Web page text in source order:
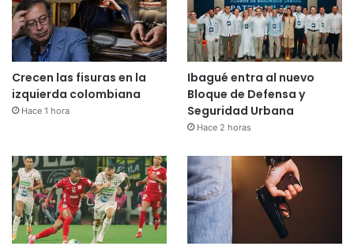
Crecen las fisuras en la
izquierda colombiana
Hace 1 hora
Ibagué entra al nuevo
Bloque de Defensa y
Seguridad Urbana
Hace 2 horas